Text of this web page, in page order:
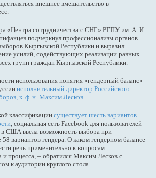
внешнее вмешательство в
«Центра сотрудничества с СНГ» РГПУ им. А. И.
подчеркнул профессионализм органов
Кыргызской Республики и выразил
усилий, содействующих реализации равных
групп граждан Кыргызской Республики.
использования понятия «гендерный баланс»
исполнительный директор Российского
к. ф. н. Максим Лесков.
классификации существует шесть вариантов
, социальная сеть Facebook для пользователей
в США ввела возможность выбора при
58 вариантов гендера. О каком гендерном балансе
речь применительно к вопросам
и процесса, – обратился Максим Лесков с
к аудитории круглого стола.